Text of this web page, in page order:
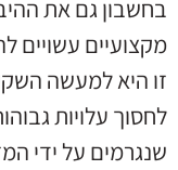
בחשבון גם את
מקצועיים עשויים
זו היא למעשה
לחסוך עלויות
שנגרמים על ידי